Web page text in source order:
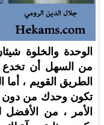
الوحدة والخلوة
من السهل أن
الطريق القويم ، أما
تكون وحدك من دون
الأمر ، من